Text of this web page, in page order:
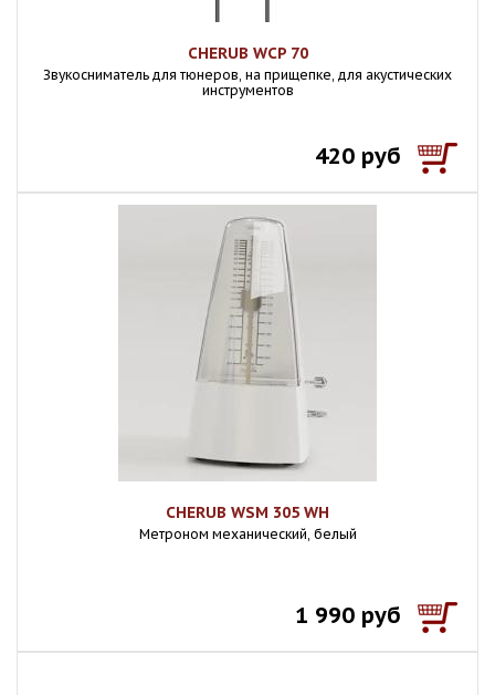
CHERUB WCP 70
Звукосниматель для тюнеров, на прищепке, для акустических
инструментов
420 руб
CHERUB WSM 305 WH
Метроном механический, белый
1 990 руб